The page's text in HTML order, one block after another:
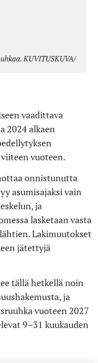
KUVITUSKUVA/
vaadittava
2024 alkaen
vuoteen.
onnistunutta
asumisajaksi vain
ja
lasketaan vasta
Lakimuutokset
jätettyjä
tällä hetkellä noin
ja
vuoteen 2027
9–31 kuukauden